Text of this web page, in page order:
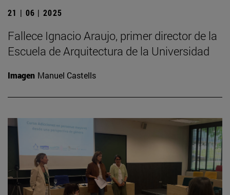
21 | 06 | 2025
Fallece Ignacio Araujo, primer director de la
Escuela de Arquitectura de la Universidad
Imagen Manuel Castells